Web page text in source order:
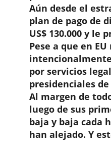
Aún desde el
plan de pago de
US$ 130.000 y le
Pese a que en
por servicios
presidenciales de
Al margen de
luego de sus
baja y baja cada
han alejado. Y